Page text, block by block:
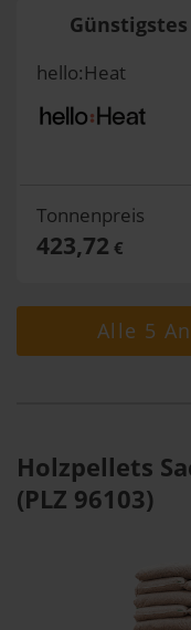
hello:Heat
Tonnenpreis
423,72 €
Alle 5
Holzpellets
(PLZ 96103)